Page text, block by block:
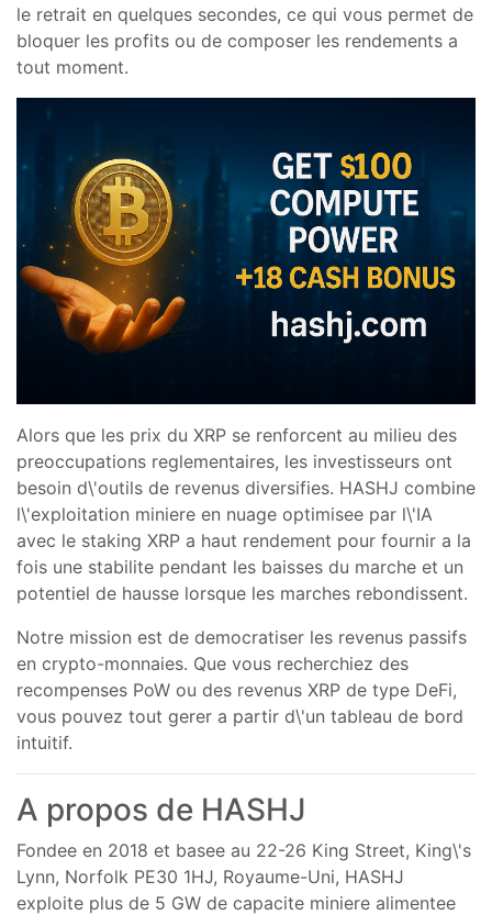
le retrait en quelques secondes, ce qui vous permet de
bloquer les profits ou de composer les rendements a
tout moment.
Alors que les prix du XRP se renforcent au milieu des
preoccupations reglementaires, les investisseurs ont
besoin d\'outils de revenus diversifies. HASHJ combine
l\'exploitation miniere en nuage optimisee par l\'IA
avec le staking XRP a haut rendement pour fournir a la
fois une stabilite pendant les baisses du marche et un
potentiel de hausse lorsque les marches rebondissent.
Notre mission est de democratiser les revenus passifs
en crypto-monnaies. Que vous recherchiez des
recompenses PoW ou des revenus XRP de type DeFi,
vous pouvez tout gerer a partir d\'un tableau de bord
intuitif.
A propos de HASHJ
Fondee en 2018 et basee au 22-26 King Street, King\'s
Lynn, Norfolk PE30 1HJ, Royaume-Uni, HASHJ
exploite plus de 5 GW de capacite miniere alimentee